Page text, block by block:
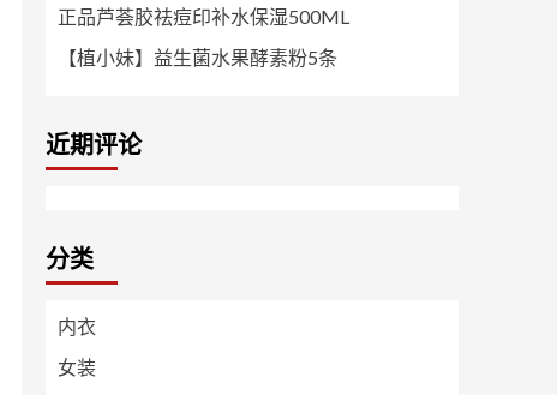
正品芦荟胶祛痘印补水保湿500ML
【植小妹】益生菌水果酵素粉5条
近期评论
分类
内衣
女装